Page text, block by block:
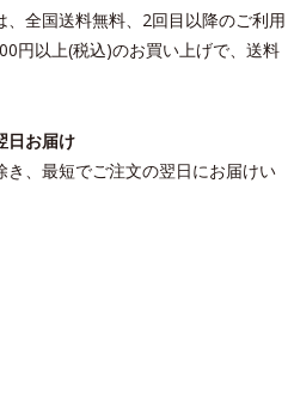
、全国送料無料、2回目以降のご利用
円以上(税込)のお買い上げで、送料
日お届け
き、最短でご注文の翌日にお届けい